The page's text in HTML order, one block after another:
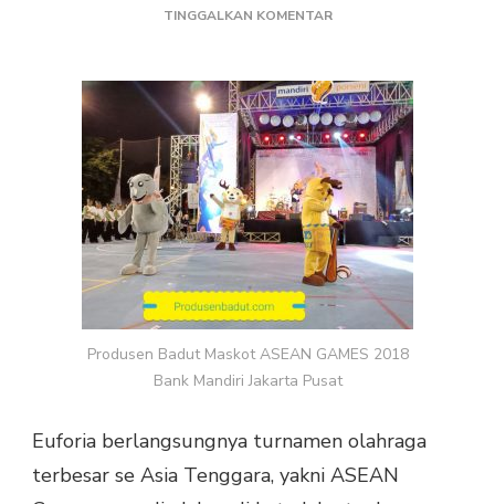
TINGGALKAN KOMENTARPADA
MASKOT
ASEAN
GAMES
2018
BANK
MANDIRI
JAKARTA
PUSAT
Produsen Badut Maskot ASEAN GAMES 2018
Bank Mandiri Jakarta Pusat
Euforia berlangsungnya turnamen olahraga
terbesar se Asia Tenggara, yakni ASEAN